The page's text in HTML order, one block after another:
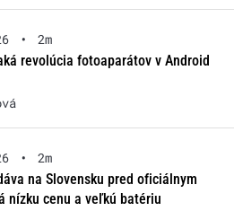
•
2m
revolúcia fotoaparátov v Android
•
2m
na Slovensku pred oficiálnym
nízku cenu a veľkú batériu